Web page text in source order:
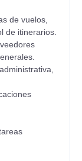
de vuelos,
de itinerarios.